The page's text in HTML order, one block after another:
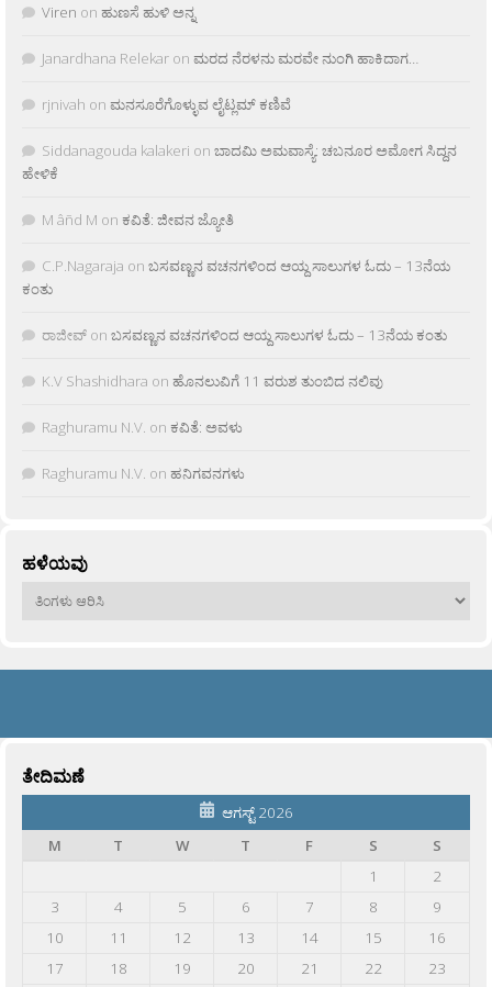
Viren on ಹುಣಸೆ ಹುಳಿ ಅನ್ನ
Janardhana Relekar on ಮರದ ನೆರಳನು ಮರವೇ ನುಂಗಿ ಹಾಕಿದಾಗ…
rjnivah on ಮನಸೂರೆಗೊಳ್ಳುವ ಲೈಟ್ಲಮ್ ಕಣಿವೆ
Siddanagouda kalakeri on ಬಾದಮಿ ಅಮವಾಸ್ಯೆ: ಚಬನೂರ ಅಮೋಗ ಸಿದ್ದನ
ಹೇಳಿಕೆ
M âñd M on ಕವಿತೆ: ಜೀವನ ಜ್ಯೋತಿ
C.P.Nagaraja on ಬಸವಣ್ಣನ ವಚನಗಳಿಂದ ಆಯ್ದ ಸಾಲುಗಳ ಓದು – 13ನೆಯ
ಕಂತು
ರಾಜೀವ್ on ಬಸವಣ್ಣನ ವಚನಗಳಿಂದ ಆಯ್ದ ಸಾಲುಗಳ ಓದು – 13ನೆಯ ಕಂತು
K.V Shashidhara on ಹೊನಲುವಿಗೆ 11 ವರುಶ ತುಂಬಿದ ನಲಿವು
Raghuramu N.V. on ಕವಿತೆ: ಅವಳು
Raghuramu N.V. on ಹನಿಗವನಗಳು
ಹಳೆಯವು
ಹಳೆಯವು
ತೇದಿಮಣೆ
ಆಗಸ್ಟ್ 2026
M
T W T F S
S
1
2
3
4 5 6 7 8
9
10
11 12 13 14 15
16
17
18 19 20 21 22
23